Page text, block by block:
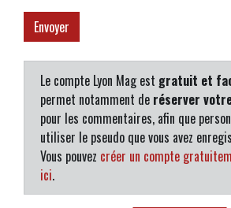
Le compte Lyon Mag est gratuit et
permet notamment de réserver
pour les commentaires, afin que
utiliser le pseudo que vous avez
Vous pouvez créer un compte
ici.